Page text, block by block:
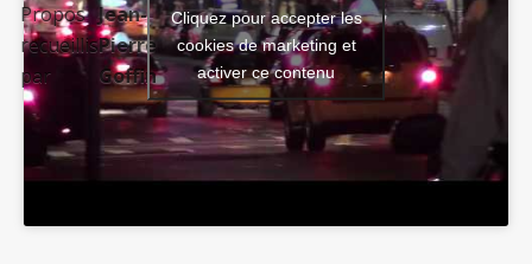
Propos
recueillis
par
Jean-
Pierre
Goffin
Cliquez pour accepter les
cookies de marketing et
activer ce contenu